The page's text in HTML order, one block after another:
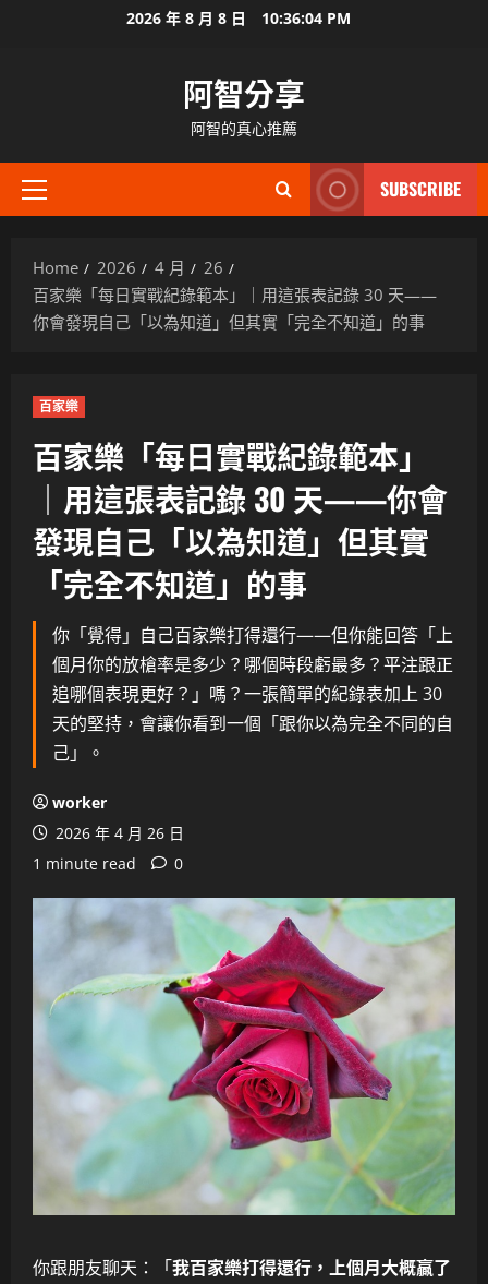
2026 年 8 月 8 日 10:36:05 PM
阿智分享
阿智的真心推薦
Primary
SUBSCRIBE
Home 2026 4 月
26
百家樂「每日實戰紀錄範本」｜用這張表記錄 30 天——
你會發現自己「以為知道」但其實「完全不知道」的事
百家樂
百家樂「每日實戰紀錄範本」
｜用這張表記錄 30 天——你會
發現自己「以為知道」但其實
「完全不知道」的事
你「覺得」自己百家樂打得還行——但你能回答「上
個月你的放槍率是多少？哪個時段虧最多？平注跟正
追哪個表現更好？」嗎？一張簡單的紀錄表加上 30
天的堅持，會讓你看到一個「跟你以為完全不同的自
己」。
worker
2026 年 4 月 26 日
1 minute read
0
你跟朋友聊天：「我百家樂打得還行，上個月大概贏了